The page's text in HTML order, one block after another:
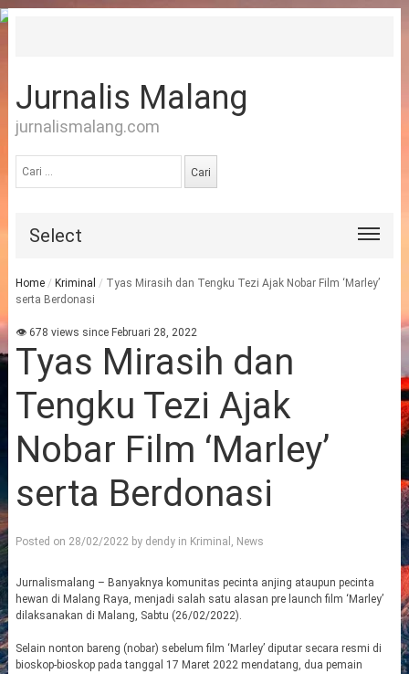
Jurnalis Malang
jurnalismalang.com
untuk:
Select
Home / Kriminal / Tyas Mirasih dan Tengku Tezi Ajak Nobar Film ‘Marley’
serta Berdonasi
👁 678 views since Februari 28, 2022
Tyas Mirasih dan
Tengku Tezi Ajak
Nobar Film ‘Marley’
serta Berdonasi
Posted on 28/02/2022by dendyin Kriminal , News
Jurnalismalang – Banyaknya komunitas pecinta anjing ataupun pecinta
hewan di Malang Raya, menjadi salah satu alasan pre launch film ‘Marley’
dilaksanakan di Malang, Sabtu (26/02/2022).
Selain nonton bareng (nobar) sebelum film ‘Marley’ diputar secara resmi di
bioskop-bioskop pada tanggal 17 Maret 2022 mendatang, dua pemain